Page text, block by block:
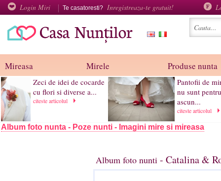
Login Miri Te casatoresti? Inregistreaza-te gratuit!
Mireasa Mirele Produse nunta
Zeci de idei de cocarde
cu flori si diverse a...
citeste articolul
Pantofii de
nu sunt
ascun...
citeste articolul
Album foto nunta - Poze nunti - Imagini mire si mireasa
Album foto nunti - Catalina &